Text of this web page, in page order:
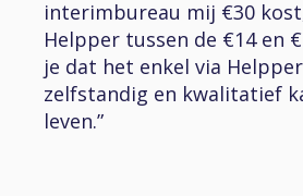
interimbureau mij €30
Helpper tussen de €14 en
je dat het enkel via
zelfstandig en kwalitatief
leven.”